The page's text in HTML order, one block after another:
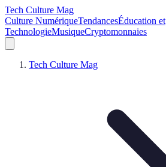
Tech Culture Mag
Culture NumériqueTendancesÉducation et
TechnologieMusiqueCryptomonnaies
Tech Culture Mag